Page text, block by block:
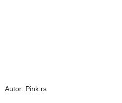
Autor: Pink.rs